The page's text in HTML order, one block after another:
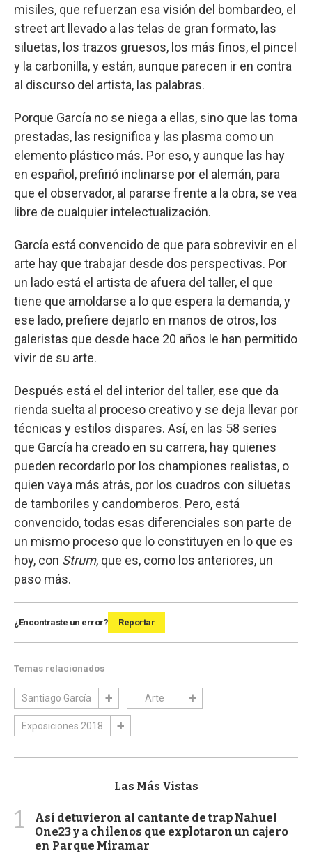
misiles, que refuerzan esa visión del bombardeo, el
street art llevado a las telas de gran formato, las
siluetas, los trazos gruesos, los más finos, el pincel
y la carbonilla, y están, aunque parecen ir en contra
al discurso del artista, las palabras.
Porque García no se niega a ellas, sino que las toma
prestadas, las resignifica y las plasma como un
elemento plástico más. Por eso, y aunque las hay
en español, prefirió inclinarse por el alemán, para
que el observador, al pararse frente a la obra, se vea
libre de cualquier intelectualización.
García está convencido de que para sobrevivir en el
arte hay que trabajar desde dos perspectivas. Por
un lado está el artista de afuera del taller, el que
tiene que amoldarse a lo que espera la demanda, y
ese lado, prefiere dejarlo en manos de otros, los
galeristas que desde hace 20 años le han permitido
vivir de su arte.
Después está el del interior del taller, ese que da
rienda suelta al proceso creativo y se deja llevar por
técnicas y estilos dispares. Así, en las 58 series
que García ha creado en su carrera, hay quienes
pueden recordarlo por los championes realistas, o
quien vaya más atrás, por los cuadros con siluetas
de tamboriles y candomberos. Pero, está
convencido, todas esas diferenciales son parte de
un mismo proceso que lo constituyen en lo que es
hoy, con Strum, que es, como los anteriores, un
paso más.
¿Encontraste un error? Reportar
Temas relacionados
Santiago García Arte
Exposiciones 2018
Las Más Vistas
1
Así detuvieron al cantante de trap Nahuel
One23 y a chilenos que explotaron un cajero
en Parque Miramar